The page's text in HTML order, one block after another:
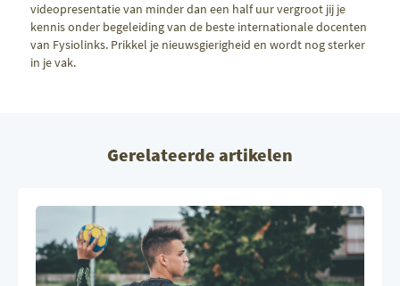
videopresentatie van minder dan een half uur vergroot jij je
kennis onder begeleiding van de beste internationale docenten
van Fysiolinks. Prikkel je nieuwsgierigheid en wordt nog sterker
in je vak.
Gerelateerde artikelen